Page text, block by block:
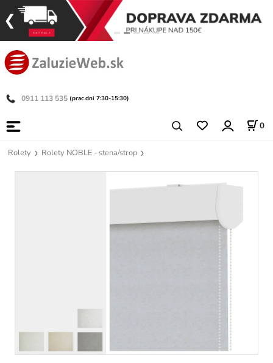
0911 113 535 (prac.dni 7:30-15:30)
0
Rolety Rolety NOBLE - stena/strop